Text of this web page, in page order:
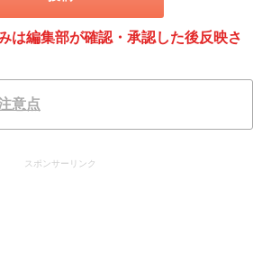
は編集部が確認・承認した後反映さ
意点
スポンサーリンク